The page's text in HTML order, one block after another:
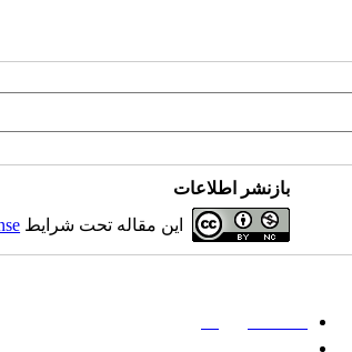
بازنشر اطلاعات
این مقاله تحت شرایط